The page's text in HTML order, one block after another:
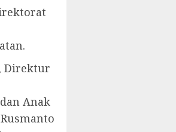
Direktur
Anak